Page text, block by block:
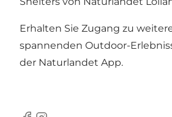
Erhalten Sie Zugang zu
spannenden Outdoor-
der Naturlandet App.